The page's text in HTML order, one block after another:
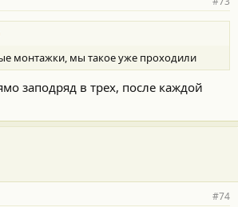
монтажки, мы такое уже проходили
заподряд в трех, после каждой
#74